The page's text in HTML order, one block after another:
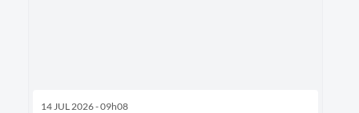
14 JUL 2026 - 09h08